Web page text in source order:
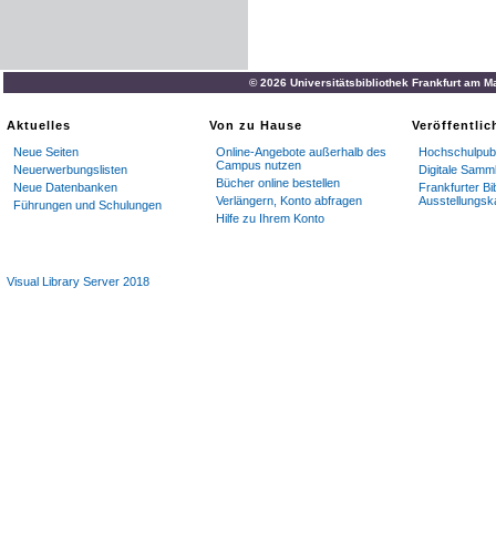
© 2026 Universitätsbibliothek Frankfurt am
Aktuelles
Neue Seiten
Neuerwerbungslisten
Neue Datenbanken
Führungen und Schulungen
Von zu Hause
Online-Angebote außerhalb des
Campus nutzen
Bücher online bestellen
Verlängern, Konto abfragen
Hilfe zu Ihrem Konto
Digitale
Frankfurter
Visual Library Server 2018